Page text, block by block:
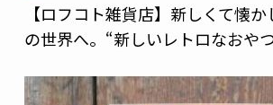
【ロフコト雑貨店】新しくて懐
の世界へ。“新しいレトロなおや